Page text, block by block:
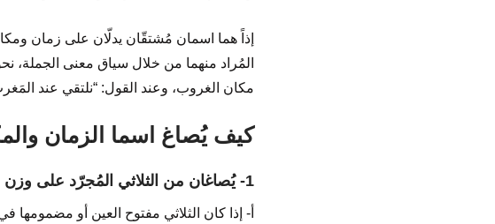
إذاً هما اسمان مُشتقّان يدلّان على زمان
المُراد منهما من خلال سياق معنى الجملة،
مكان الغروب، وعند القول: “نلتقي عند
كيف يُصاغ اسما الزمان
1- يُصاغان من الثلاثي المُجرّد على وزن مَفْعَل
أ- إذا كان الثلاثي مفتوح العين أو مضمومها